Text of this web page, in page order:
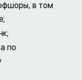
в том
по